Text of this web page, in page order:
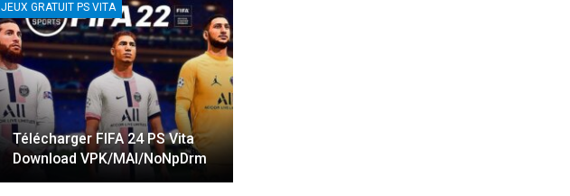
JEUX GRATUIT PS VITA
Télécharger FIFA 24 PS Vita
Download VPK/MAI/NoNpDrm